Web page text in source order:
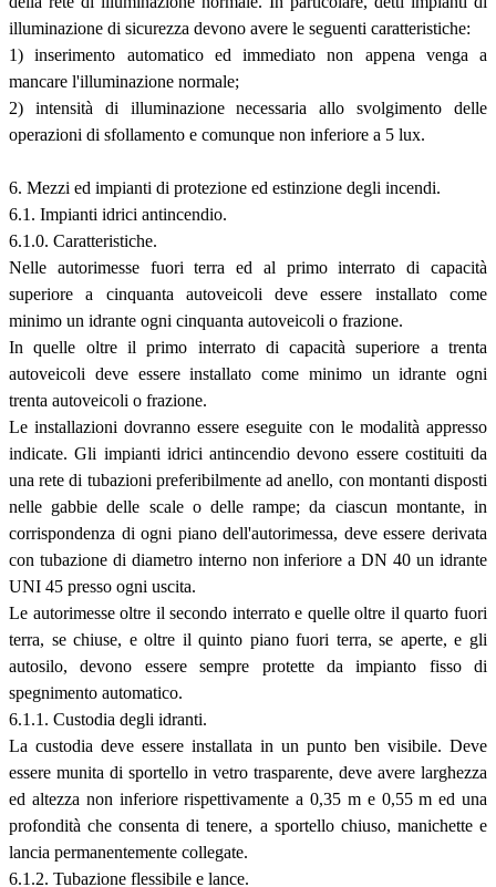
illuminazione di sicurezza devono avere le seguenti caratteristiche:
1) inserimento automatico ed immediato non appena venga a
mancare l'illuminazione normale;
2) intensità di illuminazione necessaria allo svolgimento delle
operazioni di sfollamento e comunque non inferiore a 5 lux.
6. Mezzi ed impianti di protezione ed estinzione degli incendi.
6.1. Impianti idrici antincendio.
6.1.0. Caratteristiche.
Nelle autorimesse fuori terra ed al primo interrato di capacità
superiore a cinquanta autoveicoli deve essere installato come
minimo un idrante ogni cinquanta autoveicoli o frazione.
In quelle oltre il primo interrato di capacità superiore a trenta
autoveicoli deve essere installato come minimo un idrante ogni
trenta autoveicoli o frazione.
Le installazioni dovranno essere eseguite con le modalità appresso
indicate. Gli impianti idrici antincendio devono essere costituiti da
una rete di tubazioni preferibilmente ad anello, con montanti disposti
nelle gabbie delle scale o delle rampe; da ciascun montante, in
corrispondenza di ogni piano dell'autorimessa, deve essere derivata
con tubazione di diametro interno non inferiore a DN 40 un idrante
UNI 45 presso ogni uscita.
Le autorimesse oltre il secondo interrato e quelle oltre il quarto fuori
terra, se chiuse, e oltre il quinto piano fuori terra, se aperte, e gli
autosilo, devono essere sempre protette da impianto fisso di
spegnimento automatico.
6.1.1. Custodia degli idranti.
La custodia deve essere installata in un punto ben visibile. Deve
essere munita di sportello in vetro trasparente, deve avere larghezza
ed altezza non inferiore rispettivamente a 0,35 m e 0,55 m ed una
profondità che consenta di tenere, a sportello chiuso, manichette e
lancia permanentemente collegate.
6.1.2. Tubazione flessibile e lance.